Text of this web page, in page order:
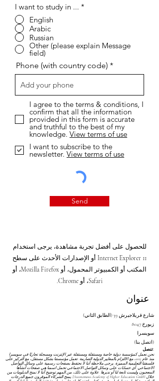
I want to study in ... *
English
Arabic
Russian
Other (please explain Message
field)
Phone (with country code)
I agree to the terms & conditions, I
confirm that all the information
provided in this form is accurate
and truthful to the best of my
knowledge. View terms of use
I want to subscribe to the
newsletter. View terms of use
Send
للحصول على أفضل تجربة مشاهدة، يرجى استخدام
Internet Explorer 11 أو الإصدارات الأحدث على سطح
المكتب أو الكمبيوتر المحمول، أو Mozilla Firefox، أو
Safari، أو Chrome.
عنوان
شارع فريلاجيرش 39 (الطابق الثاني)
8047 زيورخ
سويسرا
(اتصل بنا)
تنصل:
نحن نعمل كمؤسسة دولية خاصة ومستقلة ومستقلة عبر الإنترنت ومسجلة تجاريًا في سويسرا
منذ عام 2013، مع الالتزام بالمعايير الدولية الصارمة. تعمل مؤسستنا بشكل مستقل، مع التركيز على
فلسفتنا التعليمية المميزة. يرجى ملاحظة أننا لا نحتفظ بصفحات رسمية على وسائل التواصل
الاجتماعي. أي حسابات على وسائل التواصل الاجتماعي تحمل اسمنا هي صفحات أنشأها
المعجبون وليست تابعة لنا أو نديرها. علاوة على ذلك، من المهم توضيح أننا لا نمنح الدبلومات من
خلال Autonomous Academy of Higher Education GmbH؛ يمنح الشركاء الموقرون جميع الدرجات